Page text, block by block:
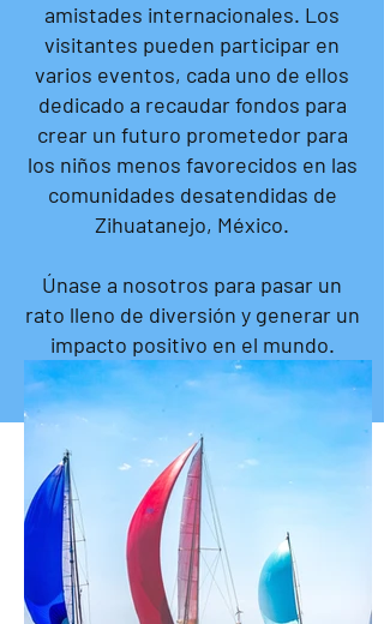
amistades internacionales. Los
visitantes pueden participar en
varios eventos, cada uno de ellos
dedicado a recaudar fondos para
crear un futuro prometedor para
los niños menos favorecidos en las
comunidades desatendidas de
Zihuatanejo, México.
Únase a nosotros para pasar un
rato lleno de diversión y generar un
impacto positivo en el mundo.